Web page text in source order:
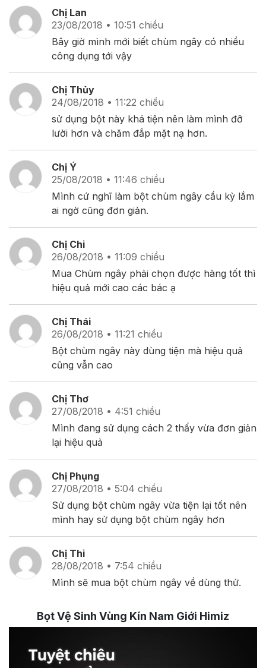
Chị Lan
23/08/2018 • 10:51 chiều
Bây giờ mình mới biết chùm ngây có nhiều
công dụng tới vậy
Chị Thủy
24/08/2018 • 11:22 chiều
sử dụng bột này khá tiện nên làm mình đỡ
lười hơn và chăm đắp mặt nạ hơn.
Chị Ý
25/08/2018 • 11:46 chiều
Mình cứ nghĩ làm bột chùm ngây cầu kỳ lắm
ai ngờ cũng đơn giản.
Chị Chi
26/08/2018 • 11:09 chiều
Mua Chùm ngây phải chọn được hàng tốt thì
hiệu quả mới cao các bác ạ
Chị Thái
26/08/2018 • 11:21 chiều
Bột chùm ngây này dùng tiện mà hiệu quả
cũng vẫn cao
Chị Thơ
27/08/2018 • 4:51 chiều
Mình đang sử dụng cách 2 thấy vừa đơn giản
lại hiệu quả
Chị Phụng
27/08/2018 • 5:04 chiều
Sử dụng bột chùm ngây vừa tiện lại tốt nên
mình hay sử dụng bột chùm ngây hơn
Chị Thi
28/08/2018 • 7:54 chiều
Mình sẽ mua bột chùm ngây về dùng thử.
Bọt Vệ Sinh Vùng Kín Nam Giới Himiz